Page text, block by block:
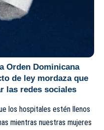
Orden Dominicana
de ley mordaza que
las redes sociales
los hospitales estén llenos
mientras nuestras mujeres